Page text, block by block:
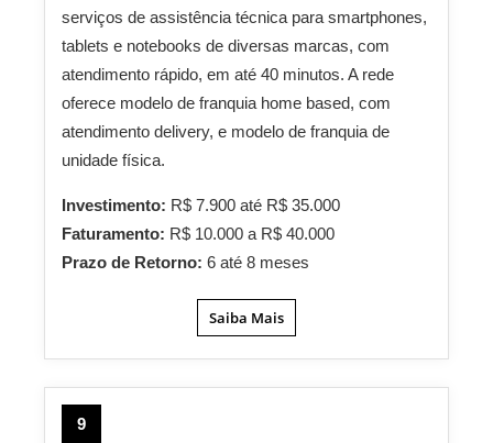
serviços de assistência técnica para smartphones,
tablets e notebooks de diversas marcas, com
atendimento rápido, em até 40 minutos. A rede
oferece modelo de franquia home based, com
atendimento delivery, e modelo de franquia de
unidade física.
Investimento: R$ 7.900 até R$ 35.000
Faturamento: R$ 10.000 a R$ 40.000
Prazo de Retorno: 6 até 8 meses
Saiba Mais
9